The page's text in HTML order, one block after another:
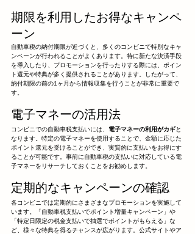
期限を利用したお得なキャンペ
ーン
自動車税の納付期限が近づくと、多くのコンビニで特別なキャ
ンペーンが行われることがよくあります。特に新たな決済手段
を導入したり、プロモーションを行ったりする際には、ポイン
ト還元や特典が多く提供されることがあります。したがって、
納付期限の前の1ヶ月から情報収集を行うことが非常に重要で
す。
電子マネーの活用法
コンビニでの自動車税支払いには、 電子マネーの利用がカギと
なります。特定の電子マネーを使用することで、金額に応じた
ポイント還元を受けることができ、実質的に支払いをお得にす
ることが可能です。事前に自動車税の支払いに対応している電
子マネーをリサーチしておくことをお勧めします。
定期的なキャンペーンの確認
各コンビニでは定期的にさまざまなプロモーションを実施して
います。「自動車税支払いでポイント増量キャンペーン」や
「特定日限定の税金支払いで抽選でポイントがもらえる」な
ど、様々な特典を得るチャンスが広がります。公式サイトやア